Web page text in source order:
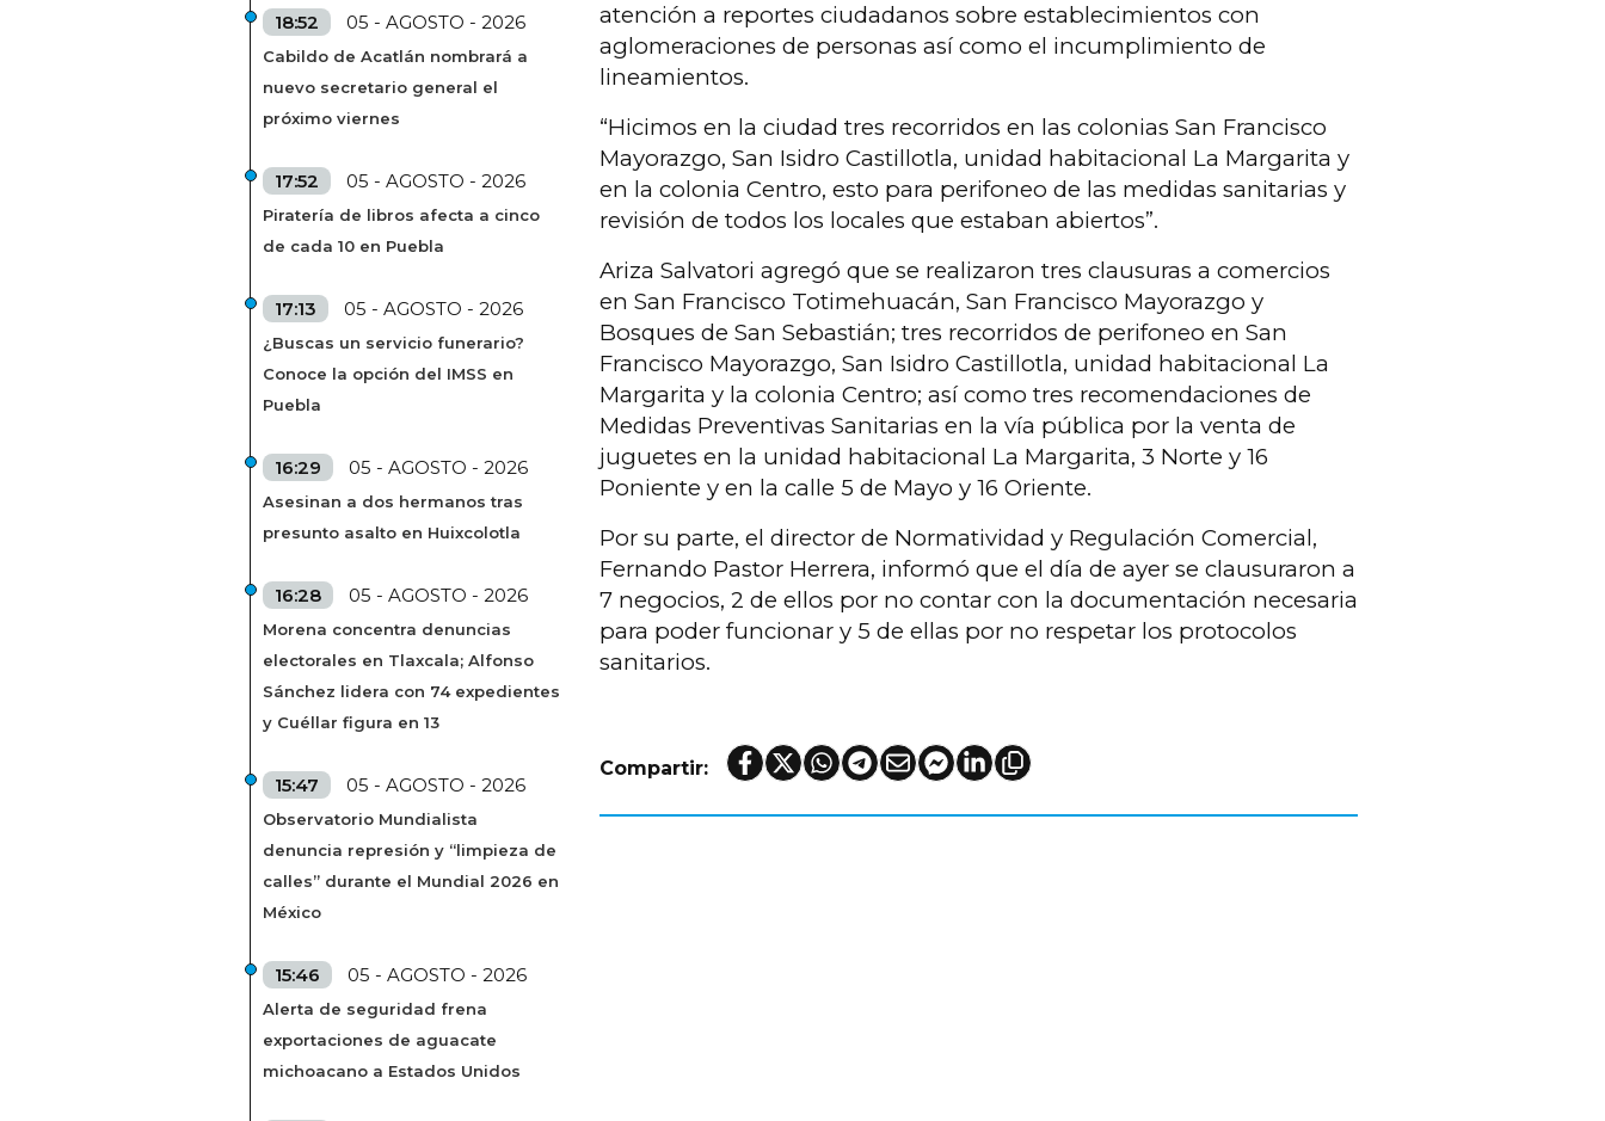
18:52 05 - AGOSTO - 2026
Cabildo de Acatlán nombrará a
nuevo secretario general el
próximo viernes
17:52 05 - AGOSTO - 2026
Piratería de libros afecta a cinco
de cada 10 en Puebla
17:13 05 - AGOSTO - 2026
¿Buscas un servicio funerario?
Conoce la opción del IMSS en
Puebla
16:29 05 - AGOSTO - 2026
Asesinan a dos hermanos tras
presunto asalto en Huixcolotla
16:28 05 - AGOSTO - 2026
Morena concentra denuncias
electorales en Tlaxcala; Alfonso
Sánchez lidera con 74 expedientes
y Cuéllar figura en 13
15:47 05 - AGOSTO - 2026
Observatorio Mundialista
denuncia represión y “limpieza de
calles” durante el Mundial 2026 en
México
15:46 05 - AGOSTO - 2026
Alerta de seguridad frena
exportaciones de aguacate
michoacano a Estados Unidos
atención a reportes ciudadanos sobre establecimientos con
aglomeraciones de personas así como el incumplimiento de
lineamientos.
“Hicimos en la ciudad tres recorridos en las colonias San Francisco
Mayorazgo, San Isidro Castillotla, unidad habitacional La Margarita y
en la colonia Centro, esto para perifoneo de las medidas sanitarias y
revisión de todos los locales que estaban abiertos”.
Ariza Salvatori agregó que se realizaron tres clausuras a comercios
en San Francisco Totimehuacán, San Francisco Mayorazgo y
Bosques de San Sebastián; tres recorridos de perifoneo en San
Francisco Mayorazgo, San Isidro Castillotla, unidad habitacional La
Margarita y la colonia Centro; así como tres recomendaciones de
Medidas Preventivas Sanitarias en la vía pública por la venta de
juguetes en la unidad habitacional La Margarita, 3 Norte y 16
Poniente y en la calle 5 de Mayo y 16 Oriente.
Por su parte, el director de Normatividad y Regulación Comercial,
Fernando Pastor Herrera, informó que el día de ayer se clausuraron a
7 negocios, 2 de ellos por no contar con la documentación necesaria
para poder funcionar y 5 de ellas por no respetar los protocolos
sanitarios.
Compartir: